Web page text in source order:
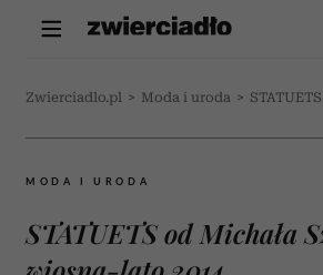
Zwierciadlo.pl > Moda i uroda >
MODA I URODA
STATUETS od Michała